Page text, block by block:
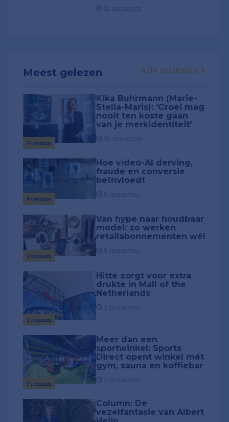
Meest gelezen Alle artikelen
Premium
Kika Buhrmann (Marie-
Stella-Maris): 'Groei mag
nooit ten koste gaan
van je merkidentiteit'
Premium
Hoe video-AI derving,
fraude en conversie
beïnvloedt
Premium
Van hype naar houdbaar
model: zo werken
retailabonnementen wél
Premium
Hitte zorgt voor extra
drukte in Mall of the
Netherlands
Premium
Meer dan een
sportwinkel: Sports
Direct opent winkel mét
gym, sauna en koffiebar
Column: De
vezelfantasie van Albert